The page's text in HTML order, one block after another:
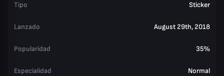
Tipo Sticker
Lanzado August 29th, 2018
Popularidad 35%
Especialidad Normal